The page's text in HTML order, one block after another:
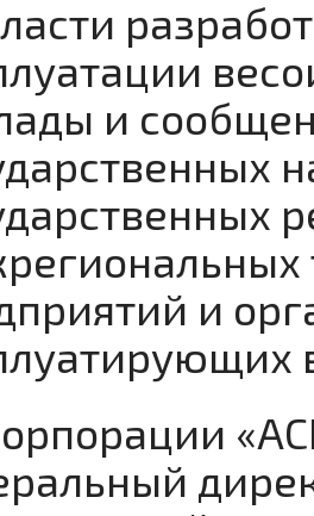
и
и